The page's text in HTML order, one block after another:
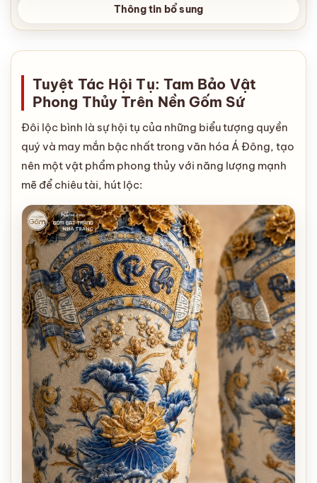
Thông tin bổ sung
Tuyệt Tác Hội Tụ: Tam Bảo Vật
Phong Thủy Trên Nền Gốm Sứ
Đôi lộc bình là sự hội tụ của những biểu tượng quyền
quý và may mắn bậc nhất trong văn hóa Á Đông, tạo
nên một vật phẩm phong thủy với năng lượng mạnh
mẽ để chiêu tài, hút lộc: